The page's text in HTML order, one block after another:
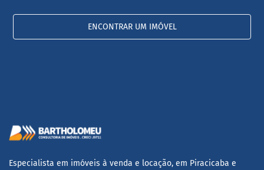
ENCONTRAR UM IMÓVEL
Especialista em imóveis à venda e locação, em Piracicaba e